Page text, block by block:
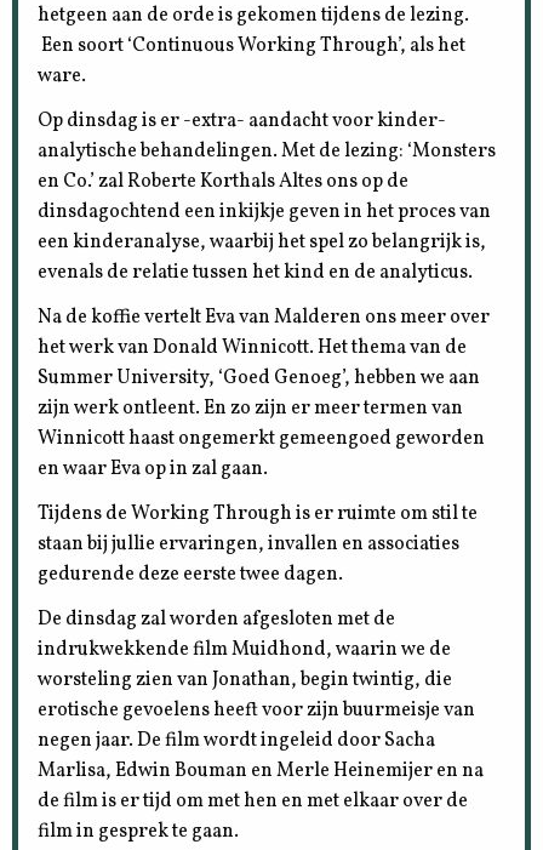
hetgeen aan de orde is gekomen tijdens de lezing.
Een soort ‘Continuous Working Through’, als het
ware.
Op dinsdag is er -extra- aandacht voor kinder-
analytische behandelingen. Met de lezing: ‘Monsters
en Co.’ zal Roberte Korthals Altes ons op de
dinsdagochtend een inkijkje geven in het proces van
een kinderanalyse, waarbij het spel zo belangrijk is,
evenals de relatie tussen het kind en de analyticus.
Na de koffie vertelt Eva van Malderen ons meer over
het werk van Donald Winnicott. Het thema van de
Summer University, ‘Goed Genoeg’, hebben we aan
zijn werk ontleent. En zo zijn er meer termen van
Winnicott haast ongemerkt gemeengoed geworden
en waar Eva op in zal gaan.
Tijdens de Working Through is er ruimte om stil te
staan bij jullie ervaringen, invallen en associaties
gedurende deze eerste twee dagen.
De dinsdag zal worden afgesloten met de
indrukwekkende film Muidhond, waarin we de
worsteling zien van Jonathan, begin twintig, die
erotische gevoelens heeft voor zijn buurmeisje van
negen jaar. De film wordt ingeleid door Sacha
Marlisa, Edwin Bouman en Merle Heinemijer en na
de film is er tijd om met hen en met elkaar over de
film in gesprek te gaan.